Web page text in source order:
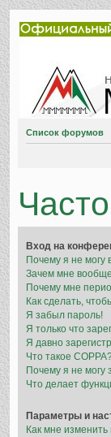
Список форумов
Вход на
Почему я не могу
Зачем мне
Почему мне
Как сделать,
Я забыл пароль!
Я только что
Я давно
Что такое
Почему я не могу
Что делает
Параметры и
Как мне